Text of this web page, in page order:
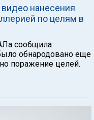
нанесения
по целям в
сообщила
обнародовано еще
поражение целей.